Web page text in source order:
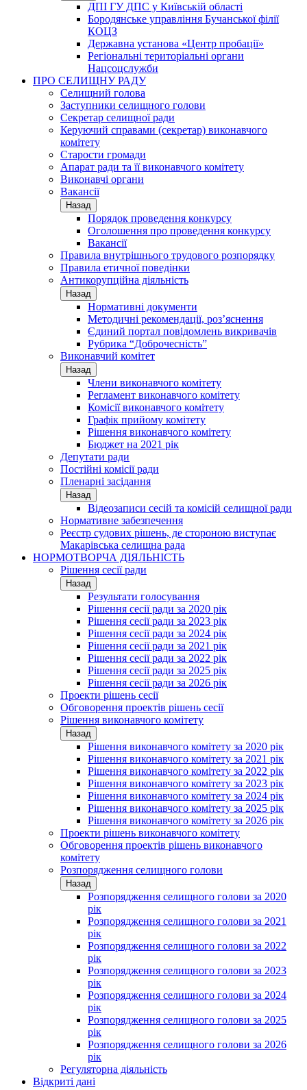
ДПІ ГУ ДПС у Київській області
Бородянське управління Бучанської філії
КОЦЗ
Державна установа «Центр пробації»
Регіональні територіальні органи
Нацсоцслужби
ПРО СЕЛИЩНУ РАДУ
Селищний голова
Заступники селищного голови
Секретар селищної ради
Керуючий справами (секретар) виконавчого
комітету
Старости громади
Апарат ради та її виконавчого комітету
Виконавчі органи
Вакансії
Назад
Порядок проведення конкурсу
Оголошення про проведення конкурсу
Вакансії
Правила внутрішнього трудового розпорядку
Правила етичної поведінки
Антикорупційна діяльність
Назад
Нормативні документи
Методичні рекомендації, роз’яснення
Єдиний портал повідомлень викривачів
Рубрика “Доброчесність”
Виконавчий комітет
Назад
Члени виконавчого комітету
Регламент виконавчого комітету
Комісії виконавчого комітету
Графік прийому комітету
Рішення виконавчого комітету
Бюджет на 2021 рік
Депутати ради
Постійні комісії ради
Пленарні засідання
Назад
Відеозаписи сесій та комісій селищної ради
Нормативне забезпечення
Реєстр судових рішень, де стороною виступає
Макарівська селищна рада
НОРМОТВОРЧА ДІЯЛЬНІСТЬ
Рішення сесії ради
Назад
Результати голосування
Рішення сесії ради за 2020 рік
Рішення сесії ради за 2023 рік
Рішення сесії ради за 2024 рік
Рішення сесії ради за 2021 рік
Рішення сесії ради за 2022 рік
Рішення сесії ради за 2025 рік
Рішення сесії ради за 2026 рік
Проекти рішень сесії
Обговорення проектів рішень сесії
Рішення виконавчого комітету
Назад
Рішення виконавчого комітету за 2020 рік
Рішення виконавчого комітету за 2021 рік
Рішення виконавчого комітету за 2022 рік
Рішення виконавчого комітету за 2023 рік
Рішення виконавчого комітету за 2024 рік
Рішення виконавчого комітету за 2025 рік
Рішення виконавчого комітету за 2026 рік
Проекти рішень виконавчого комітету
Обговорення проектів рішень виконавчого
комітету
Розпорядження селищного голови
Назад
Розпорядження селищного голови за 2020
рік
Розпорядження селищного голови за 2021
рік
Розпорядження селищного голови за 2022
рік
Розпорядження селищного голови за 2023
рік
Розпорядження селищного голови за 2024
рік
Розпорядження селищного голови за 2025
рік
Розпорядження селищного голови за 2026
рік
Регуляторна діяльність
Відкриті дані